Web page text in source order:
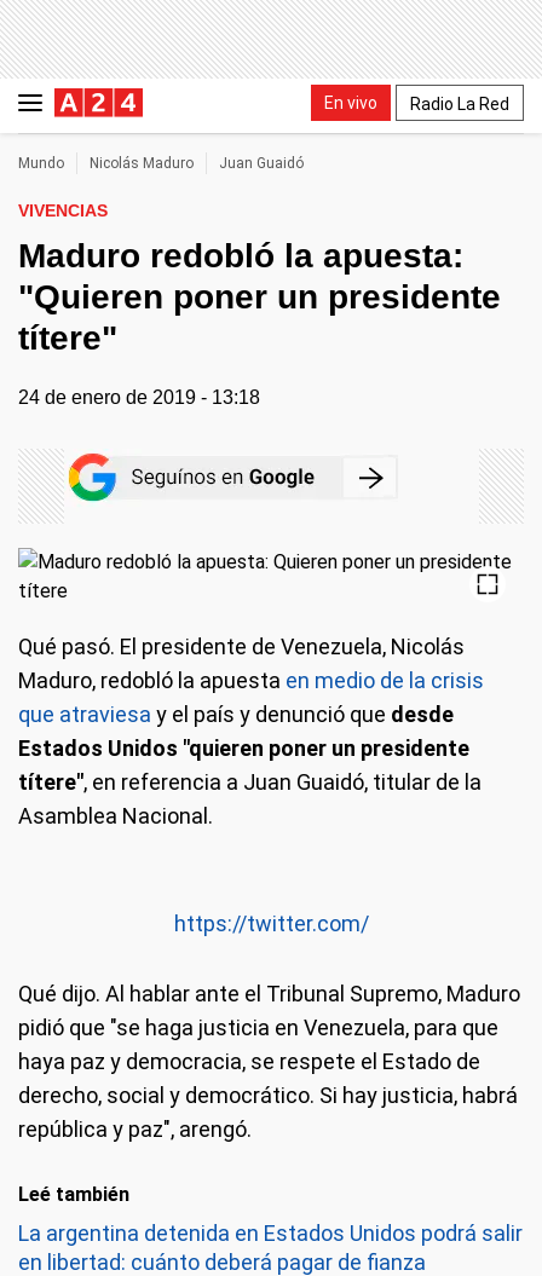
En vivo Radio La Red
Mundo Nicolás Maduro Juan Guaidó
VIVENCIAS
Maduro redobló la apuesta:
"Quieren poner un presidente
títere"
24 de enero de 2019 - 13:18
Qué pasó. El presidente de Venezuela, Nicolás
Maduro, redobló la apuesta en medio de la crisis
que atraviesa y el país y denunció que desde
Estados Unidos "quieren poner un presidente
títere", en referencia a Juan Guaidó, titular de la
Asamblea Nacional.
https://twitter.com/
Qué dijo. Al hablar ante el Tribunal Supremo, Maduro
pidió que "se haga justicia en Venezuela, para que
haya paz y democracia, se respete el Estado de
derecho, social y democrático. Si hay justicia, habrá
república y paz", arengó.
Leé también
La argentina detenida en Estados Unidos podrá salir
en libertad: cuánto deberá pagar de fianza